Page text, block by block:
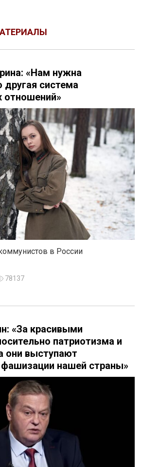
«Нам нужна
другая система
отношений»
в России
78137
«За красивыми
патриотизма и
они выступают
нашей страны»